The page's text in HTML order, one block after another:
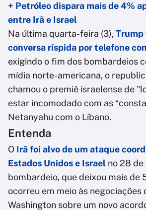
+ Petróleo dispara mais de 4%
entre Irã e Israel
Na última quarta-feira (3), Trump
conversa ríspida por telefone
exigindo o fim dos bombardeios
mídia norte-americana, o
chamou o premiê israelense de
estar incomodado com as
Netanyahu com o Líbano.
Entenda
O Irã foi alvo de um ataque
Estados Unidos e Israel no 28 de
bombardeio, que deixou mais de
ocorreu em meio às negociações
Washington sobre um novo